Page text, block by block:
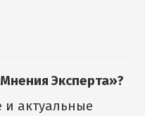
Эксперта»?
и актуальные